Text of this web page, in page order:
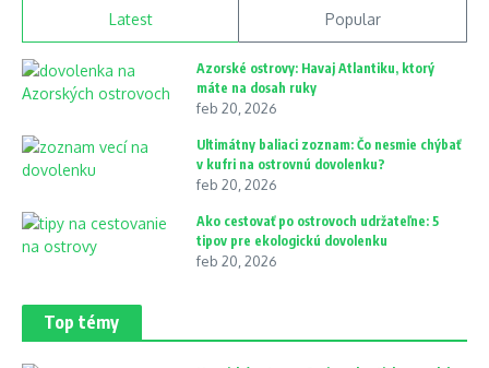
Latest Popular
Azorské ostrovy: Havaj Atlantiku, ktorý
máte na dosah ruky
feb 20, 2026
Ultimátny baliaci zoznam: Čo nesmie chýbať
v kufri na ostrovnú dovolenku?
feb 20, 2026
Ako cestovať po ostrovoch udržateľne: 5
tipov pre ekologickú dovolenku
feb 20, 2026
Top témy